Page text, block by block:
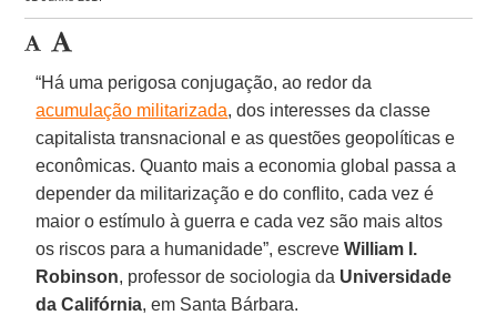
“Há uma perigosa conjugação, ao redor da
acumulação militarizada, dos interesses da classe
capitalista transnacional e as questões geopolíticas e
econômicas. Quanto mais a economia global passa a
depender da militarização e do conflito, cada vez é
maior o estímulo à guerra e cada vez são mais altos
os riscos para a humanidade”, escreveWilliam I.
Robinson, professor de sociologia da Universidade
da Califórnia, em Santa Bárbara.